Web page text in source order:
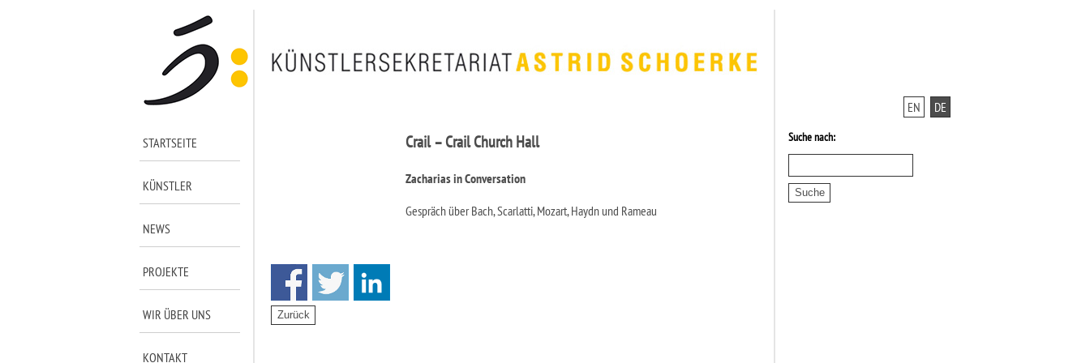
STARTSEITE
KÜNSTLER
NEWS
PROJEKTE
WIR ÜBER UNS
KONTAKT
Crail – Crail Church Hall
Zacharias in Conversation
Gespräch über Bach, Scarlatti, Mozart, Haydn und Rameau
EN DE
Suche nach: